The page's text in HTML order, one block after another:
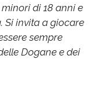
di 18 anni e
Si invita a giocare
sempre
Dogane e dei